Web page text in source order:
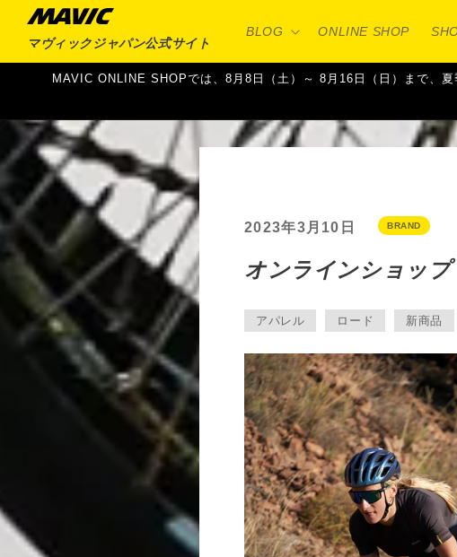
ンツに
進む
マヴィックジャパン公式サイト
BLOG ONLINE SHOP
MAVIC ONLINE SHOPでは、8月8日（土）～ 8月16日（日）まで、
2023年3月10日 BRAND
オンラインショッ
アパレル ロード 新商品